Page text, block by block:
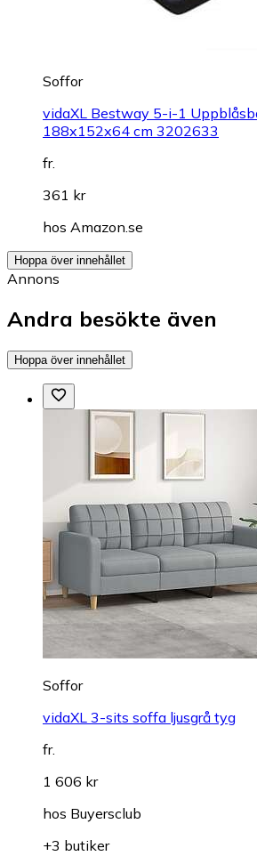
Soffor
vidaXL Bestway 5-i-1
188x152x64 cm 3202633
fr.
361 kr
hos Amazon.se
Hoppa över innehållet
Annons
Andra besökte även
Hoppa över innehållet
Soffor
vidaXL 3-sits soffa ljusgrå tyg
fr.
1 606 kr
hos Buyersclub
+3 butiker